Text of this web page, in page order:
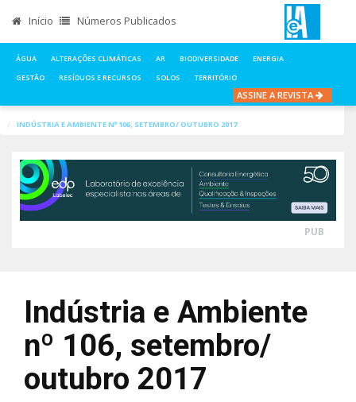
Início Números Publicados
ÁGUA ALTERAÇÕES CLIMÁTICAS AR BIODIVERSIDADE
ENERGIA
GESTÃO
RESÍDUOS E RECURSOS SOLOS TERRITÓRIO
ASSINE A REVISTA
INDÚSTRIA E AMBIENTE Nº 106, SETEMBRO/ OUTUBRO 2017
PUB
Indústria e Ambiente
nº 106, setembro/
outubro 2017